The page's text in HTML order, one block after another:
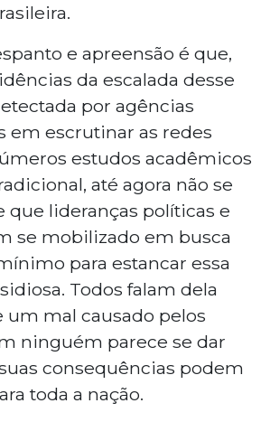
e apreensão é que,
da escalada desse
por agências
em escrutinar as redes
estudos acadêmicos
até agora não se
que lideranças políticas e
se mobilizado em busca
para estancar essa
Todos falam dela
um mal causado pelos
ninguém parece se dar
consequências podem
toda a nação.